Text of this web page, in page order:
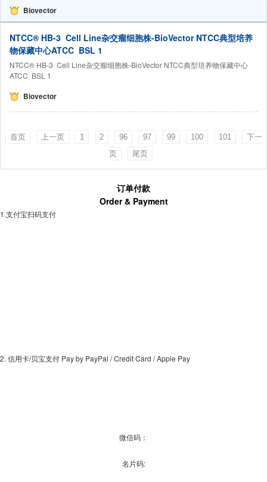
Biovector
NTCC® HB-3 Cell Line杂交瘤细胞株-BioVector NTCC典型培养
物保藏中心ATCC BSL 1
NTCC® HB-3 Cell Line杂交瘤细胞株-BioVector NTCC典型培养物保藏中心
ATCC BSL 1
Biovector
首页 上一页 1 2 96 97 99 100 101
下一
页
尾页
订单付款
Order & Payment
1.支付宝扫码支付
2. 信用卡/贝宝支付 Pay by PayPal / Credit Card / Apple Pay
微信码：
名片码: